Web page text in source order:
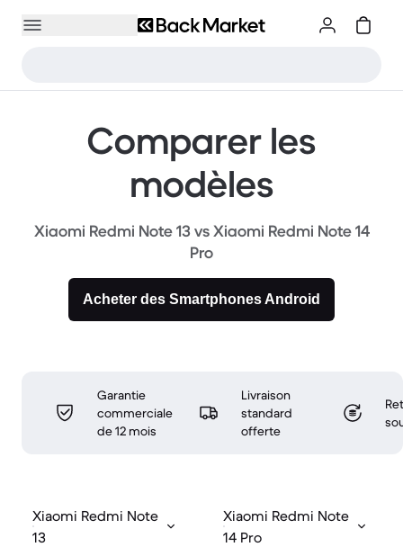
Comparer les
modèles
Xiaomi Redmi Note 13 vs Xiaomi Redmi Note 14
Pro
Acheter des Smartphones Android
Garantie
commerciale
de 12 mois
Livraison
standard
offerte
Xiaomi Redmi Note
13
Xiaomi Redmi Note
14 Pro